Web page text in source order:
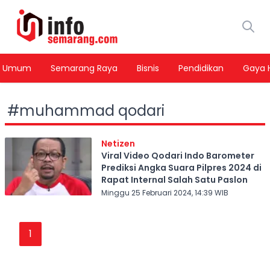
Umum Semarang Raya Bisnis Pendidikan Gaya
#muhammad qodari
Netizen
Viral Video Qodari Indo Barometer
Prediksi Angka Suara Pilpres 2024 di
Rapat Internal Salah Satu Paslon
Minggu 25 Februari 2024, 14:39 WIB
1